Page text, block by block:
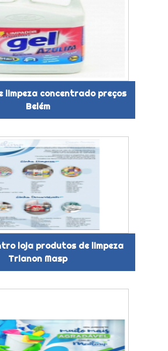
limpeza concentrado preços
Belém
loja produtos de limpeza
Trianon Masp